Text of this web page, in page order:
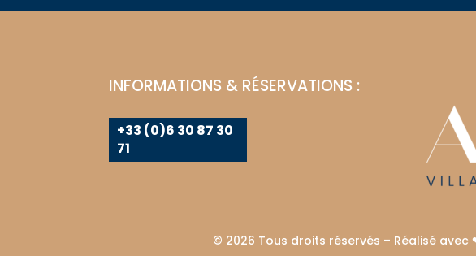
INFORMATIONS & RÉSERVATIONS :
+33 (0)6 30 87 30
71
© 2026 Tous droits réservés – Réalisé avec